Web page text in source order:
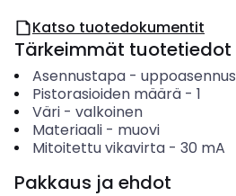
Katso tuotedokumentit
Tärkeimmät tuotetiedot
Asennustapa- uppoasennus
Pistorasioiden määrä- 1
Väri- valkoinen
Materiaali- muovi
Mitoitettu vikavirta- 30 mA
Pakkaus ja ehdot